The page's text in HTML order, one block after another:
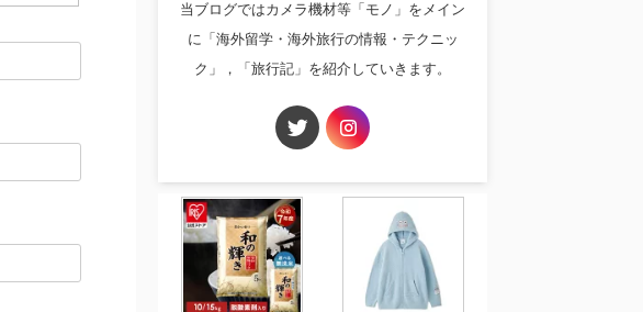
当ブログではカメラ機材等「モノ」をメイン
に「海外留学・海外旅行の情報・テクニッ
ク」，「旅行記」を紹介していきます。